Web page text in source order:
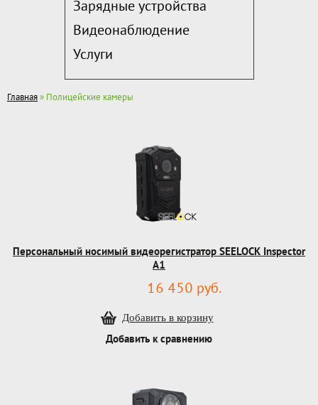
Зарядные устройства
Видеонаблюдение
Услуги
Главная » Полицейские камеры
Персональный носимый видеорегистратор SEELOCK Inspector
A1
16 450 руб.
Добавить к сравнению